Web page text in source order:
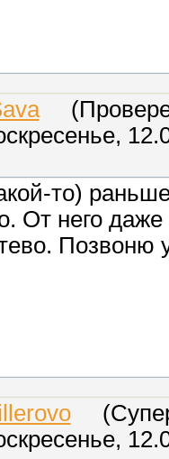
то)
От него